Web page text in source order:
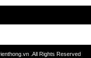
.All Rights Reserved